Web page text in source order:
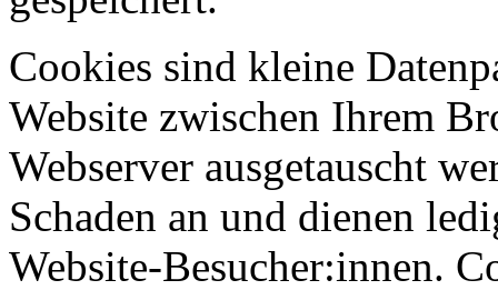
Cookies sind kleine
Website zwischen Ihrem
Webserver ausgetauscht
Schaden an und dienen
Website-Besucher:innen.